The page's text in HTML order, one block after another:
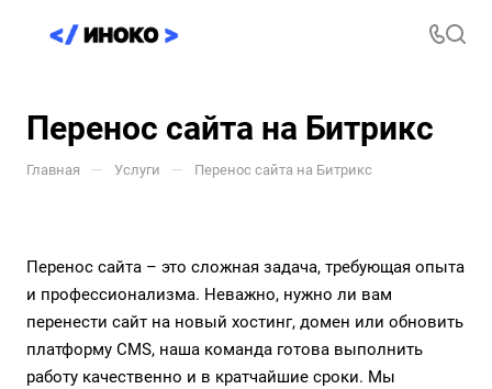
Перенос сайта на Битрикс
Главная — Услуги — Перенос сайта на Битрикс
Перенос сайта – это сложная задача, требующая опыта
и профессионализма. Неважно, нужно ли вам
перенести сайт на новый хостинг, домен или обновить
платформу CMS, наша команда готова выполнить
работу качественно и в кратчайшие сроки. Мы